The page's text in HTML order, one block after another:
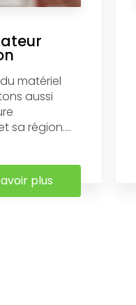
matériel
aussi
sa région....
plus